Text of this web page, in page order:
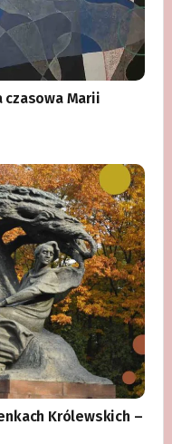
Marii
Królewskich –